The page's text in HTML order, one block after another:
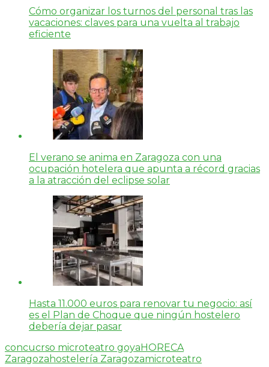
Cómo organizar los turnos del personal tras las
vacaciones: claves para una vuelta al trabajo
eficiente
El verano se anima en Zaragoza con una
ocupación hotelera que apunta a récord gracias
a la atracción del eclipse solar
Hasta 11.000 euros para renovar tu negocio: así
es el Plan de Choque que ningún hostelero
debería dejar pasar
concucrso microteatro goyaHORECA
Zaragoza hostelería Zaragozamicroteatro